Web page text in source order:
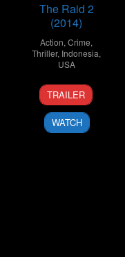
The Raid 2
(2014)
Action,Crime,
Thriller, Indonesia,
USA
27
Mar
2014
Gareth
Evans
TRAILER
WATCH